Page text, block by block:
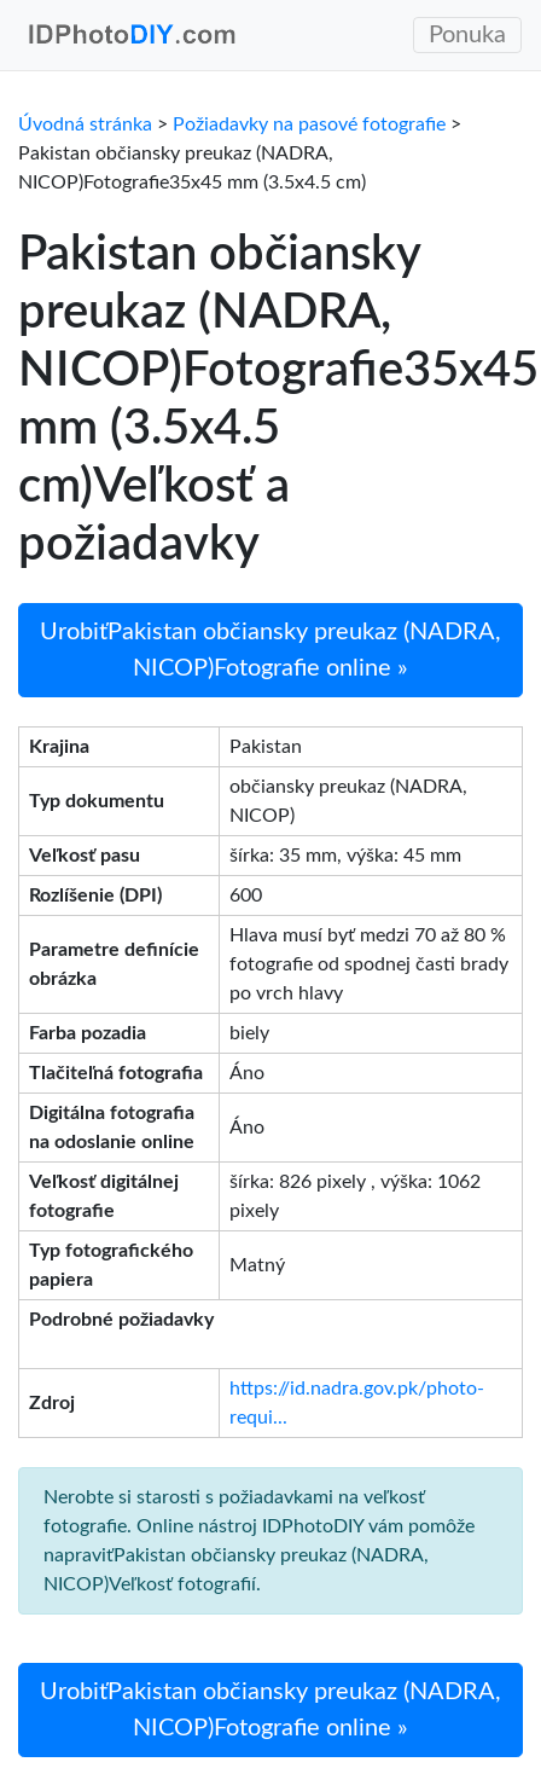
Ponuka
Úvodná stránka > Požiadavky na pasové fotografie >
Pakistan občiansky preukaz (NADRA,
NICOP)Fotografie35x45 mm (3.5x4.5 cm)
Pakistan občiansky
preukaz (NADRA,
NICOP)Fotografie35x45
mm (3.5x4.5
cm)Veľkosť a
požiadavky
UrobiťPakistan občiansky preukaz (NADRA,
NICOP)Fotografie online »
Krajina Pakistan
Typ dokumentu
občiansky preukaz (NADRA,
NICOP)
Veľkosť pasu šírka: 35 mm, výška: 45 mm
Rozlíšenie (DPI) 600
Parametre definície
obrázka
Hlava musí byť medzi 70 až 80 %
fotografie od spodnej časti brady
po vrch hlavy
Farba pozadia biely
Tlačiteľná fotografia Áno
Digitálna fotografia
na odoslanie online
Áno
Veľkosť digitálnej
fotografie
šírka: 826 pixely , výška: 1062
pixely
Typ fotografického
papiera
Matný
Podrobné požiadavky
Zdroj
https://id.nadra.gov.pk/photo-
requi...
Nerobte si starosti s požiadavkami na veľkosť
fotografie. Online nástroj IDPhotoDIY vám pomôže
napraviťPakistan občiansky preukaz (NADRA,
NICOP)Veľkosť fotografií.
UrobiťPakistan občiansky preukaz (NADRA,
NICOP)Fotografie online »